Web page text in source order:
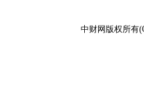
中财网版权所有